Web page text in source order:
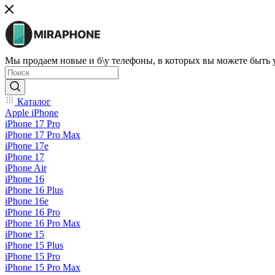
Мы продаем новые и б\у телефоны, в которых вы можете быть
Каталог
Apple iPhone
iPhone 17 Pro
iPhone 17 Pro Max
iPhone 17e
iPhone 17
iPhone Air
iPhone 16
iPhone 16 Plus
iPhone 16e
iPhone 16 Pro
iPhone 16 Pro Max
iPhone 15
iPhone 15 Plus
iPhone 15 Pro
iPhone 15 Pro Max